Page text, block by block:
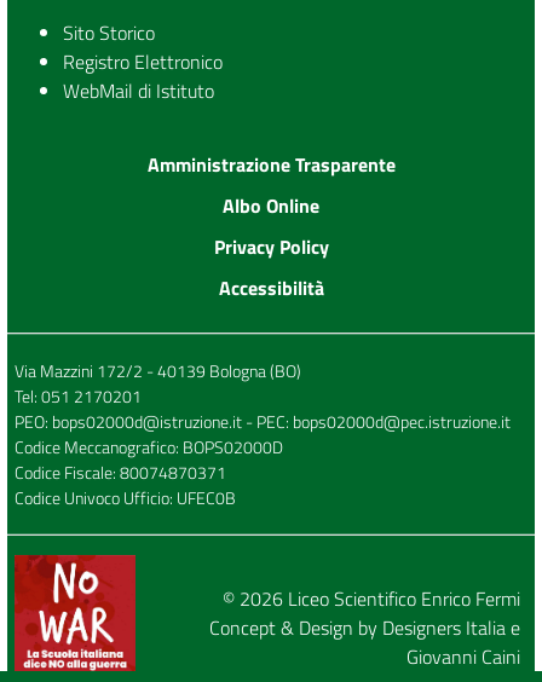
Sito Storico
Registro Elettronico
WebMail di Istituto
Amministrazione Trasparente
Albo Online
Privacy Policy
Accessibilità
Via Mazzini 172/2 - 40139 Bologna (BO)
Tel:051 2170201
PEO: bops02000d@istruzione.it- PEC: bops02000d@pec.istruzione.it
Codice Meccanografico: BOPS02000D
Codice Fiscale: 80074870371
Codice Univoco Ufficio: UFEC0B
© 2026 Liceo Scientifico Enrico Fermi
Concept & Design by Designers Italiae
Giovanni Caini